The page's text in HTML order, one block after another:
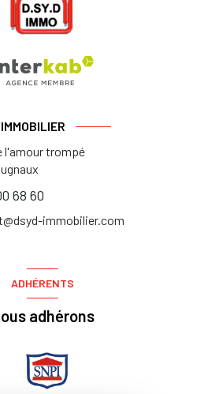
l'amour trompé
68 60
immobilier.com
ADHÉRENTS
adhérons